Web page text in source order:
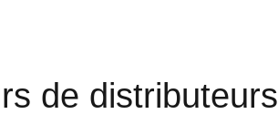
de distributeurs